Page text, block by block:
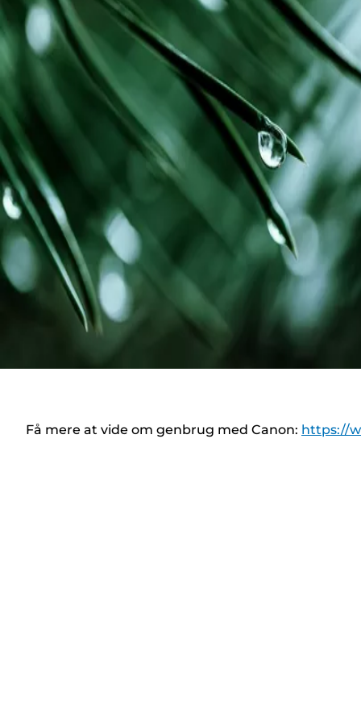
Få mere at vide om genbrug med Canon: https://